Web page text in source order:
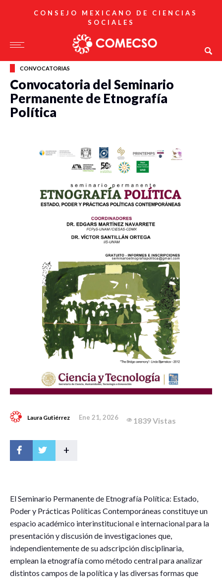
CONSEJO MEXICANO DE CIENCIAS
SOCIALES
CONVOCATORIAS
Convocatoria del Seminario
Permanente de Etnografía
Política
Laura Gutiérrez Ene 21, 2026 1839 Vistas
+
El Seminario Permanente de Etnografía Política: Estado,
Poder y Prácticas Políticas Contemporáneas constituye un
espacio académico interinstitucional e internacional para la
presentación y discusión de investigaciones que,
independientemente de su adscripción disciplinaria,
emplean la etnografía como método central para analizar
distintos campos de la política y las diversas formas que